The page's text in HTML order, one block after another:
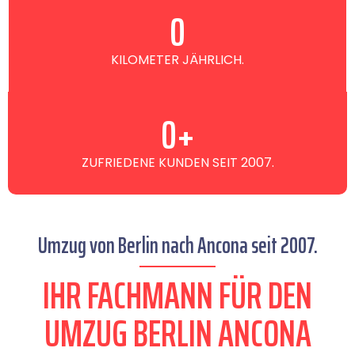
KILOMETER JÄHRLICH.
0
ZUFRIEDENE KUNDEN SEIT 2007.
0+
Umzug von Berlin nach Ancona seit 2007.
IHR FACHMANN FÜR DEN
UMZUG BERLIN ANCONA